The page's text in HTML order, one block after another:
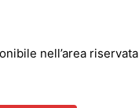
nell’area riservata